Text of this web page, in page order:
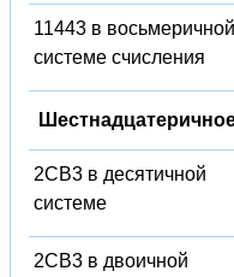
11443 в восьмеричной
системе счисления
2CB3 в десятичной
системе
2CB3 в двоичной